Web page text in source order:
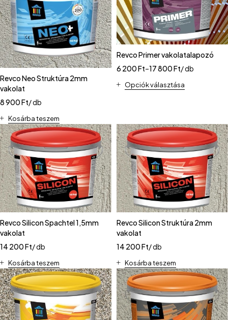
Revco Neo Struktúra 2mm
vakolat
8 900Ft/ db
Kosárba teszem
Revco Primer vakolatalapozó
6 200Ft–17 800Ft/ db
Opciók választása
Revco Silicon Spachtel 1,5mm
vakolat
14 200Ft/ db
Kosárba teszem
Revco Silicon Struktúra 2mm
vakolat
14 200Ft/ db
Kosárba teszem